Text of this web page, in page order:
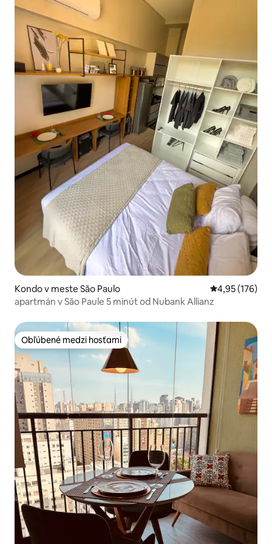
Kondo v meste São Paulo Priemerné
4,95 (176)
apartmán v São Paule 5 minút od Nubank Allianz
Obľúbené medzi hosťami
Obľúbené medzi hosťami